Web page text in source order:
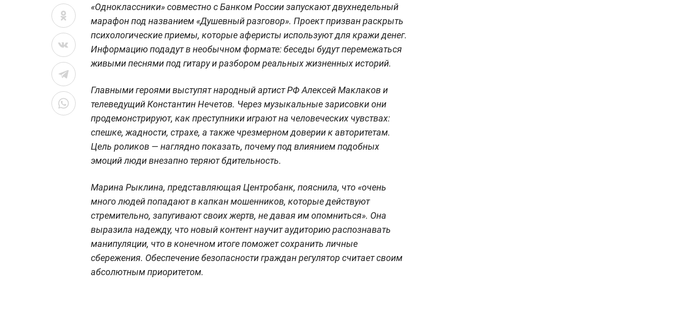
«Одноклассники» совместно с Банком России запускают двухнедельный
марафон под названием «Душевный разговор». Проект призван раскрыть
психологические приемы, которые аферисты используют для кражи денег.
Информацию подадут в необычном формате: беседы будут перемежаться
живыми песнями под гитару и разбором реальных жизненных историй.
Главными героями выступят народный артист РФ Алексей Маклаков и
телеведущий Константин Нечетов. Через музыкальные зарисовки они
продемонстрируют, как преступники играют на человеческих чувствах:
спешке, жадности, страхе, а также чрезмерном доверии к авторитетам.
Цель роликов — наглядно показать, почему под влиянием подобных
эмоций люди внезапно теряют бдительность.
Марина Рыклина, представляющая Центробанк, пояснила, что «очень
много людей попадают в капкан мошенников, которые действуют
стремительно, запугивают своих жертв, не давая им опомниться». Она
выразила надежду, что новый контент научит аудиторию распознавать
манипуляции, что в конечном итоге поможет сохранить личные
сбережения. Обеспечение безопасности граждан регулятор считает своим
абсолютным приоритетом.